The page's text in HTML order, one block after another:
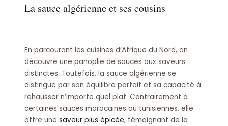
La sauce algérienne et ses cousins
En parcourant les cuisines d’Afrique du Nord, on
découvre une panoplie de sauces aux saveurs
distinctes. Toutefois, la sauce algérienne se
distingue par son équilibre parfait et sa capacité à
rehausser n’importe quel plat. Contrairement à
certaines sauces marocaines ou tunisiennes, elle
offre une saveur plus épicée, témoignant de la